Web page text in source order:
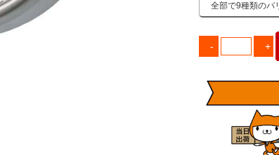
全部で9種類のバ